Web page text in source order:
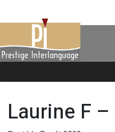
Laurine F